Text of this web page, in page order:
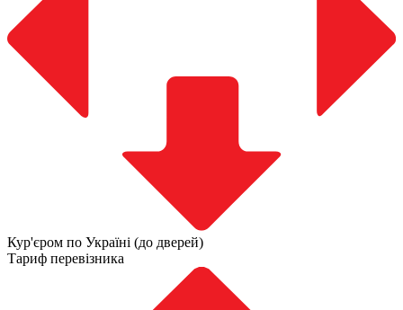
Кур'єром по Україні (до дверей)
Тариф перевізника